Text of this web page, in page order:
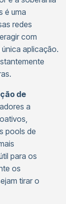
é uma
redes
com
aplicação.
de
a
pools de
para os
os
tirar o